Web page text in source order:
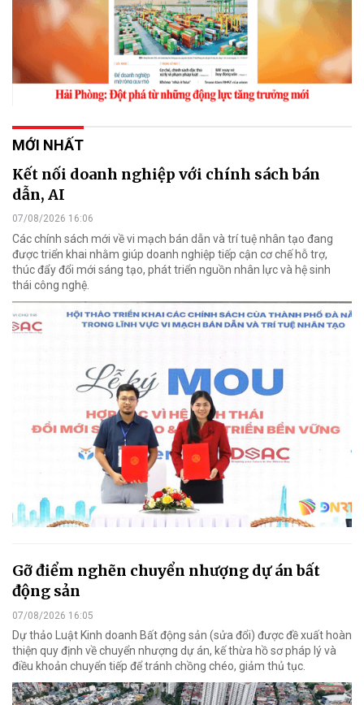
MỚI NHẤT
Kết nối doanh nghiệp với chính sách bán
dẫn, AI
07/08/2026 16:06
Các chính sách mới về vi mạch bán dẫn và trí tuệ nhân tạo đang
được triển khai nhằm giúp doanh nghiệp tiếp cận cơ chế hỗ trợ,
thúc đẩy đổi mới sáng tạo, phát triển nguồn nhân lực và hệ sinh
thái công nghệ.
Gỡ điểm nghẽn chuyển nhượng dự án bất
động sản
07/08/2026 16:05
Dự thảo Luật Kinh doanh Bất động sản (sửa đổi) được đề xuất hoàn
thiện quy định về chuyển nhượng dự án, kế thừa hồ sơ pháp lý và
điều khoản chuyển tiếp để tránh chồng chéo, giảm thủ tục.